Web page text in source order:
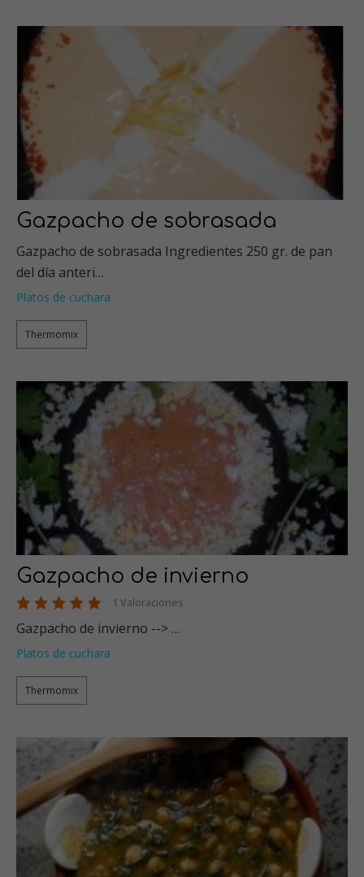
Gazpacho de sobrasada
Gazpacho de sobrasada Ingredientes 250 gr. de pan
del día anteri…
Platos de cuchara
Thermomix
Gazpacho de invierno
1 Valoraciones
Gazpacho de invierno --> …
Platos de cuchara
Thermomix